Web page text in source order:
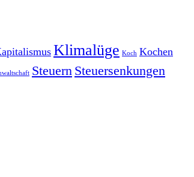
Klimalüge Koch Kochen
Steuern Steuersenkungen